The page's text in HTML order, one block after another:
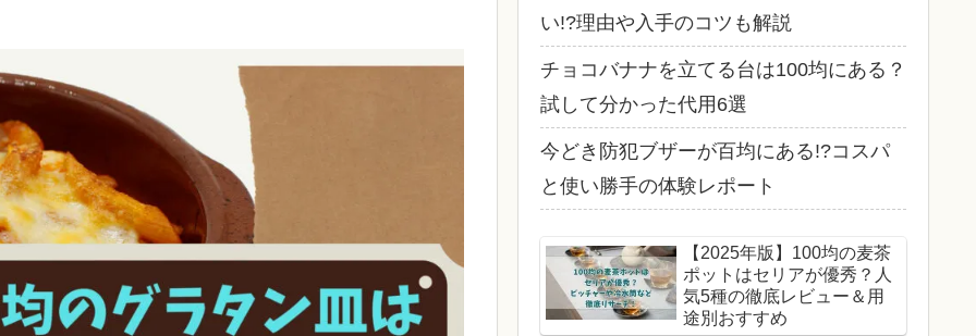
い!?理由や入手のコツも解説
チョコバナナを立てる台は100均にある？
試して分かった代用6選
今どき防犯ブザーが百均にある!?コスパ
と使い勝手の体験レポート
【2025年版】100均の麦茶
ポットはセリアが優秀？人
気5種の徹底レビュー＆用
途別おすすめ